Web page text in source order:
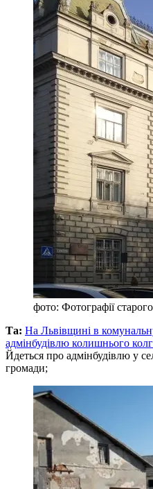
фото: Фотографії
Та: На Львівщині в
адмінбудівлю колишнього
Йдеться про адмінбудівлю у
громади;